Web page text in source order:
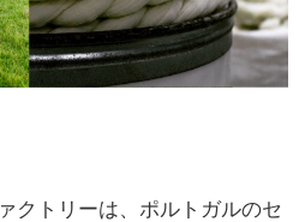
クトリーは、ポルトガルのセ